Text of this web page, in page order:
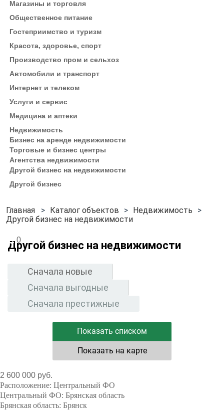
Магазины и торговля
Общественное питание
Гостеприимство и туризм
Красота, здоровье, спорт
Производство пром и сельхоз
Автомобили и транспорт
Интернет и телеком
Услуги и сервис
Медицина и аптеки
Недвижимость
Бизнес на аренде недвижимости
Торговые и бизнес центры
Агентства недвижимости
Другой бизнес на недвижимости
Другой бизнес
Каталог объектов
Недвижимость
Другой бизнес на недвижимости
0
Другой бизнес на недвижимости
Сначала новые
Сначала выгодные
Сначала престижные
Показать списком
Показать на карте
2 600 000 руб.
Расположение: Центральный ФО
Центральный ФО: Брянская область
Брянская область: Брянск